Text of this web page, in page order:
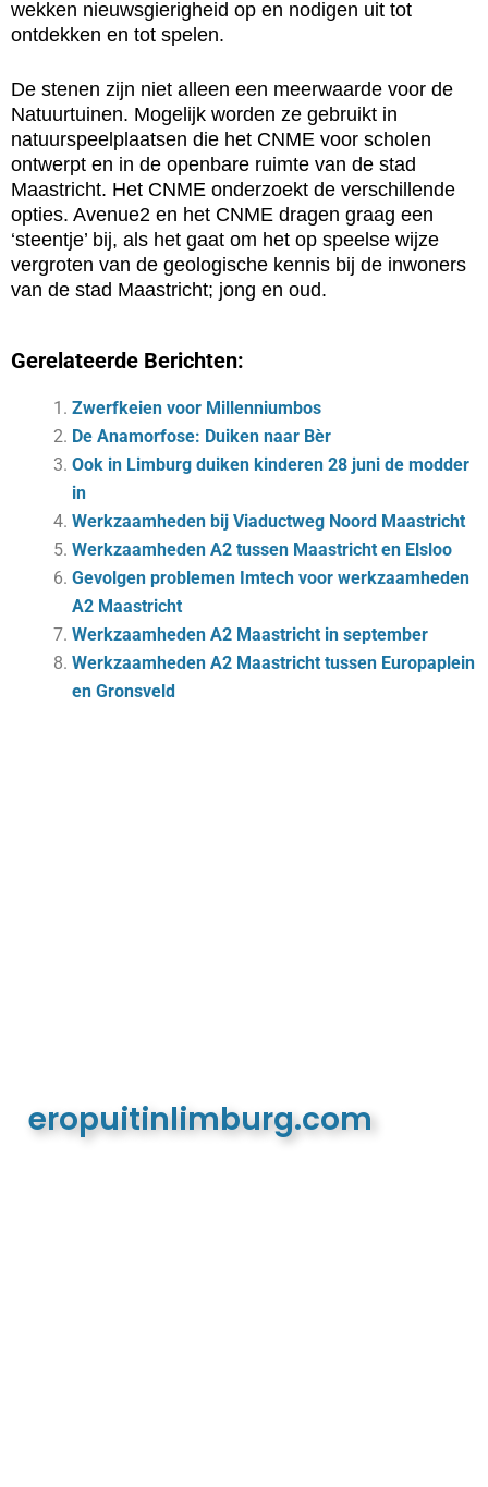
wekken nieuwsgierigheid op en nodigen uit tot
ontdekken en tot spelen.
De stenen zijn niet alleen een meerwaarde voor de
Natuurtuinen. Mogelijk worden ze gebruikt in
natuurspeelplaatsen die het CNME voor scholen
ontwerpt en in de openbare ruimte van de stad
Maastricht. Het CNME onderzoekt de verschillende
opties. Avenue2 en het CNME dragen graag een
‘steentje’ bij, als het gaat om het op speelse wijze
vergroten van de geologische kennis bij de inwoners
van de stad Maastricht; jong en oud.
Gerelateerde Berichten:
Zwerfkeien voor Millenniumbos
De Anamorfose: Duiken naar Bèr
Ook in Limburg duiken kinderen 28 juni de modder
in
Werkzaamheden bij Viaductweg Noord Maastricht
Werkzaamheden A2 tussen Maastricht en Elsloo
Gevolgen problemen Imtech voor werkzaamheden
A2 Maastricht
Werkzaamheden A2 Maastricht in september
Werkzaamheden A2 Maastricht tussen Europaplein
en Gronsveld
eropuitinlimburg.com